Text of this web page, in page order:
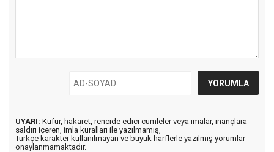
UYARI: Küfür, hakaret, rencide edici cümleler veya imalar, inançlara
saldırı içeren, imla kuralları ile yazılmamış,
Türkçe karakter kullanılmayan ve büyük harflerle yazılmış yorumlar
onaylanmamaktadır.